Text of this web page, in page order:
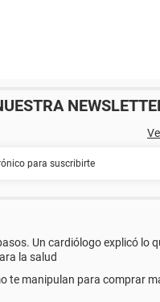
Un cardiólogo explicó lo
la salud
te manipulan para comprar